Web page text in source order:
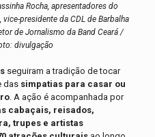
Rocha, apresentadores do
presidente da CDL de Barbalha
de Jornalismo da Band Ceará /
divulgação
seguiram a tradição de tocar
das simpatias para casar ou
. A ação é acompanhada por
cabaçais, reisados,
trupes e artistas